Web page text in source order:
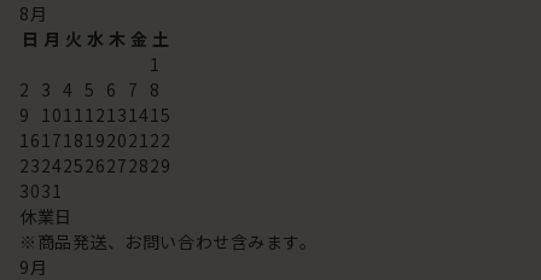
8月
日 月 火 水 木 金 土
1
2 3 4 5 6 7 8
9 101112131415
16171819202122
23242526272829
3031
休業日
※商品発送、お問い合わせ含みます。
9月